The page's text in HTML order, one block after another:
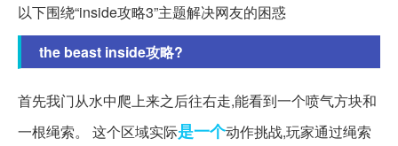
以下围绕“inside攻略3”主题解决网友的困惑
the beast inside攻略?
首先我门从水中爬上来之后往右走,能看到一个喷气方块和
一根绳索。 这个区域实际是一个动作挑战,玩家通过绳索